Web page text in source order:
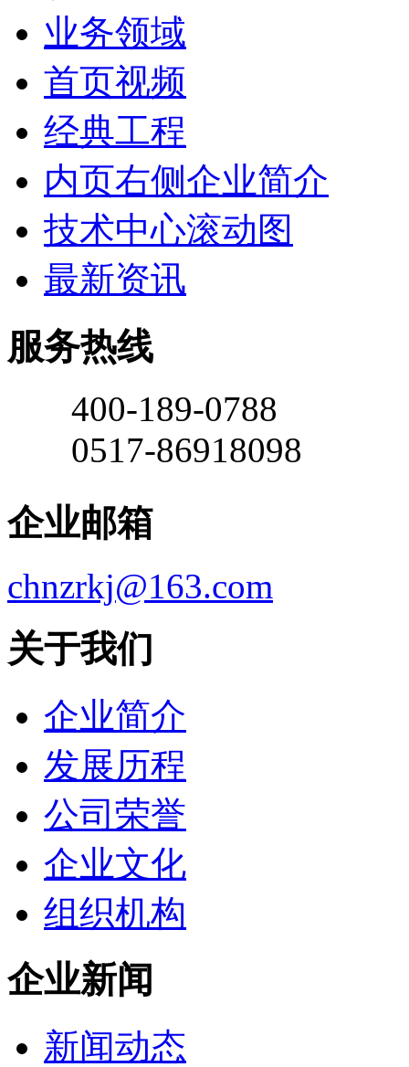
业务领域
首页视频
经典工程
内页右侧企业简介
技术中心滚动图
最新资讯
服务热线
400-189-0788
0517-86918098
企业邮箱
chnzrkj@163.com
关于我们
企业简介
发展历程
公司荣誉
企业文化
组织机构
企业新闻
新闻动态